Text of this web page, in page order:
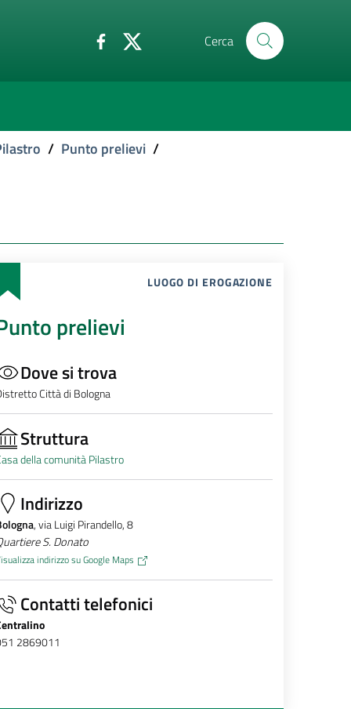
Cerca
/ Punto prelievi /
LUOGO DI EROGAZIONE
prelievi
Dove si trova
Città di Bologna
Struttura
della comunità Pilastro
Indirizzo
, via Luigi Pirandello, 8
S. Donato
indirizzo su Google Maps
Contatti telefonici
2869011